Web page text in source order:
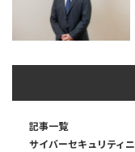
記事一覧
サイバーセキュリティ